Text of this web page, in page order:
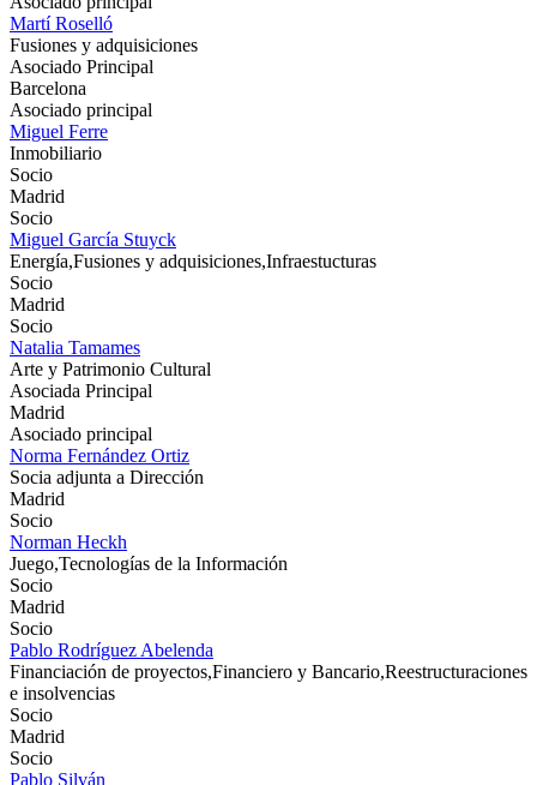
Martí Roselló
Fusiones y adquisiciones
Asociado Principal
Barcelona
Asociado principal
Miguel Ferre
Inmobiliario
Socio
Madrid
Socio
Miguel García Stuyck
Energía,Fusiones y adquisiciones,Infraestucturas
Socio
Madrid
Socio
Natalia Tamames
Arte y Patrimonio Cultural
Asociada Principal
Madrid
Asociado principal
Norma Fernández Ortiz
Socia adjunta a Dirección
Madrid
Socio
Norman Heckh
Juego,Tecnologías de la Información
Socio
Madrid
Socio
Pablo Rodríguez Abelenda
Financiación de proyectos,Financiero y Bancario,Reestructuraciones
e insolvencias
Socio
Madrid
Socio
Pablo Silván